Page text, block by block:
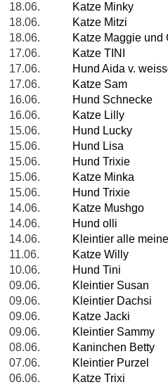
18.06.
Katze Minky
18.06.
Katze Mitzi
18.06.
Katze Maggie und
17.06.
Katze TINI
17.06.
Hund Aida v.
17.06.
Katze Sam
16.06.
Hund Schnecke
16.06.
Katze Lilly
15.06.
Hund Lucky
15.06.
Hund Lisa
15.06.
Hund Trixie
15.06.
Katze Minka
15.06.
Hund Trixie
14.06.
Katze Mushgo
14.06.
Hund olli
14.06.
Kleintier alle
11.06.
Katze Willy
10.06.
Hund Tini
09.06.
Kleintier Susan
09.06.
Kleintier Dachsi
09.06.
Katze Jacki
09.06.
Kleintier Sammy
08.06.
Kaninchen Betty
07.06.
Kleintier Purzel
06.06.
Katze Trixi